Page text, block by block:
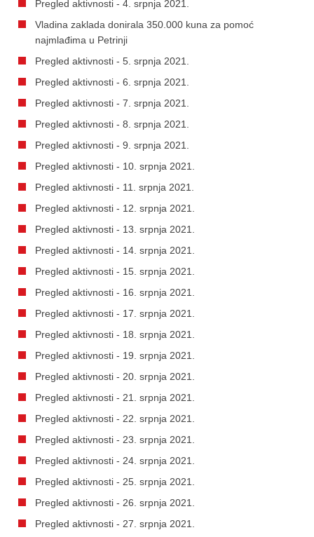
Pregled aktivnosti - 4. srpnja 2021.
Vladina zaklada donirala 350.000 kuna za pomoć
najmlađima u Petrinji
Pregled aktivnosti - 5. srpnja 2021.
Pregled aktivnosti - 6. srpnja 2021.
Pregled aktivnosti - 7. srpnja 2021.
Pregled aktivnosti - 8. srpnja 2021.
Pregled aktivnosti - 9. srpnja 2021.
Pregled aktivnosti - 10. srpnja 2021.
Pregled aktivnosti - 11. srpnja 2021.
Pregled aktivnosti - 12. srpnja 2021.
Pregled aktivnosti - 13. srpnja 2021.
Pregled aktivnosti - 14. srpnja 2021.
Pregled aktivnosti - 15. srpnja 2021.
Pregled aktivnosti - 16. srpnja 2021.
Pregled aktivnosti - 17. srpnja 2021.
Pregled aktivnosti - 18. srpnja 2021.
Pregled aktivnosti - 19. srpnja 2021.
Pregled aktivnosti - 20. srpnja 2021.
Pregled aktivnosti - 21. srpnja 2021.
Pregled aktivnosti - 22. srpnja 2021.
Pregled aktivnosti - 23. srpnja 2021.
Pregled aktivnosti - 24. srpnja 2021.
Pregled aktivnosti - 25. srpnja 2021.
Pregled aktivnosti - 26. srpnja 2021.
Pregled aktivnosti - 27. srpnja 2021.